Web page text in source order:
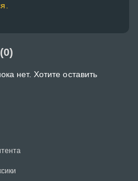
нет. Хотите оставить